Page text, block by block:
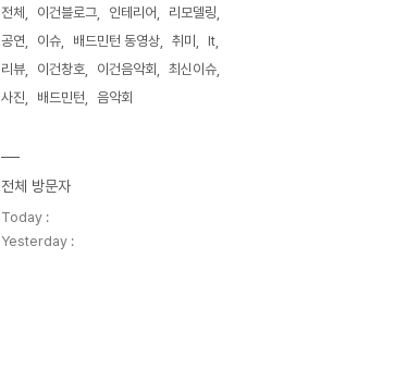
전체
이건블로그 인테리어
리모델링
공연
이슈 배드민턴 동영상 취미
It
리뷰
이건창호 이건음악회
최신이슈
사진
배드민턴 음악회
전체 방문자
Today :
Yesterday :